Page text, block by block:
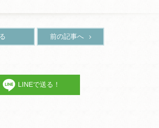
前の記事へ
LINEで送る！